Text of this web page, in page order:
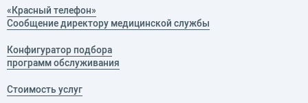
«Красный телефон»
Сообщение директору медицинской службы
Конфигуратор подбора
программ обслуживания
Стоимость услуг